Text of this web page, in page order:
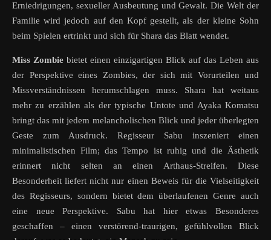
Erniedrigungen, sexueller Ausbeutung und Gewalt. Die Welt der
Familie wird jedoch auf den Kopf gestellt, als der kleine Sohn
beim Spielen ertrinkt und sich für Shara das Blatt wendet.
Miss Zombie bietet einen einzigartigen Blick auf das Leben aus
der Perspektive eines Zombies, der sich mit Vorurteilen und
Missverständnissen herumschlagen muss. Shara hat weitaus
mehr zu erzählen als der typische Untote und Ayaka Komatsu
bringt das mit jedem melancholischen Blick und jeder überlegten
Geste zum Ausdruck. Regisseur Sabu inszeniert einen
minimalistischen Film; das Tempo ist ruhig und die Ästhetik
erinnert nicht selten an einen Arthaus-Streifen. Diese
Besonderheit liefert nicht nur einen Beweis für die Vielseitigkeit
des Regisseurs, sondern bietet dem überlaufenen Genre auch
eine neue Perspektive. Sabu hat hier etwas Besonderes
geschaffen – einen verstörend-traurigen, gefühlvollen Blick